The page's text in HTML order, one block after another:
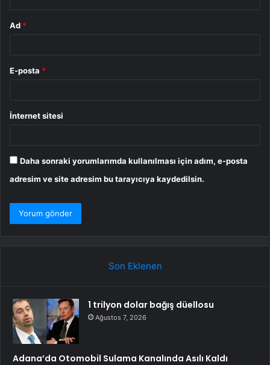
Ad *
E-posta *
İnternet sitesi
Daha sonraki yorumlarımda kullanılması için adım, e-posta
adresim ve site adresim bu tarayıcıya kaydedilsin.
Son Eklenen
1 trilyon dolar bağış düellosu
Ağustos 7, 2026
Adana’da Otomobil Sulama Kanalında Asılı Kaldı